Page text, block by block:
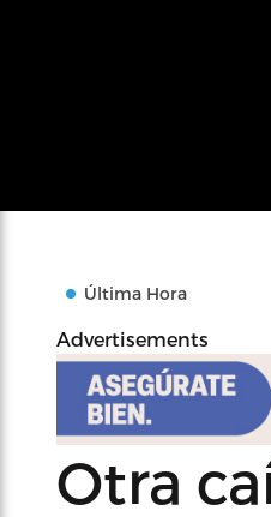
Última Hora
Advertisements
Otra